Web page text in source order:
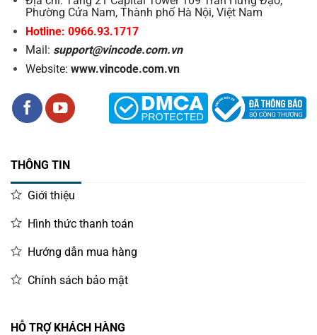
Phường Cửa Nam, Thành phố Hà Nội, Việt Nam
Hotline: 0966.93.1717
Mail: support@vincode.com.vn
Website: www.vincode.com.vn
THÔNG TIN
Giới thiệu
Hình thức thanh toán
Hướng dẫn mua hàng
Chính sách bảo mật
HỖ TRỢ KHÁCH HÀNG